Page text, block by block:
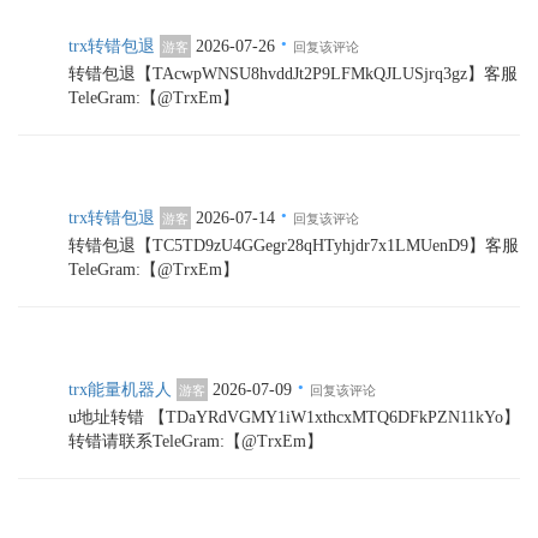
trx转错包退 游客 2026-07-26 · 回复该评论
转错包退【TAcwpWNSU8hvddJt2P9LFMkQJLUSjrq3gz】客服
TeleGram:【@TrxEm】
trx转错包退 游客 2026-07-14 · 回复该评论
转错包退【TC5TD9zU4GGegr28qHTyhjdr7x1LMUenD9】客服
TeleGram:【@TrxEm】
trx能量机器人 游客 2026-07-09 · 回复该评论
u地址转错 【TDaYRdVGMY1iW1xthcxMTQ6DFkPZN11kYo】
转错请联系TeleGram:【@TrxEm】